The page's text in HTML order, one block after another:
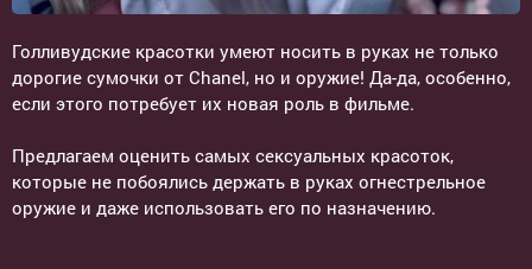
Голливудские красотки умеют носить в руках не только
дорогие сумочки от Chanel, но и оружие! Да-да, особенно,
если этого потребует их новая роль в фильме.
Предлагаем оценить самых сексуальных красоток,
которые не побоялись держать в руках огнестрельное
оружие и даже использовать его по назначению.